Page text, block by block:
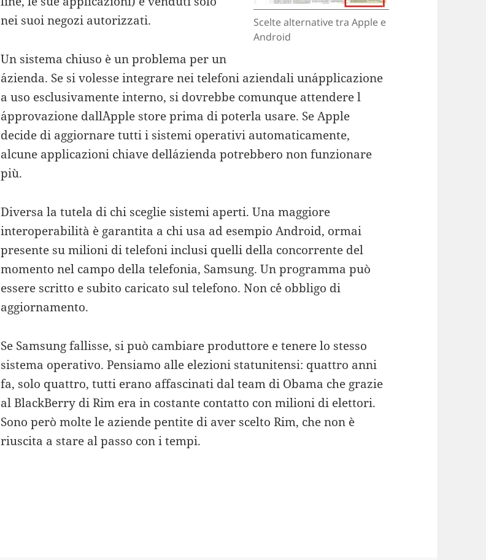
Scelte alternative tra Apple e
Android
nei suoi negozi autorizzati.
Un sistema chiuso è un problema per un
´azienda. Se si volesse integrare nei telefoni aziendali un´applicazione
a uso esclusivamente interno, si dovrebbe comunque attendere l
´approvazione dall´Apple store prima di poterla usare. Se Apple
decide di aggiornare tutti i sistemi operativi automaticamente,
alcune applicazioni chiave dell´azienda potrebbero non funzionare
più.
Diversa la tutela di chi sceglie sistemi aperti. Una maggiore
interoperabilità è garantita a chi usa ad esempio Android, ormai
presente su milioni di telefoni inclusi quelli della concorrente del
momento nel campo della telefonia, Samsung. Un programma può
essere scritto e subito caricato sul telefono. Non c´è obbligo di
aggiornamento.
Se Samsung fallisse, si può cambiare produttore e tenere lo stesso
sistema operativo. Pensiamo alle elezioni statunitensi: quattro anni
fa, solo quattro, tutti erano affascinati dal team di Obama che grazie
al BlackBerry di Rim era in costante contatto con milioni di elettori.
Sono però molte le aziende pentite di aver scelto Rim, che non è
riuscita a stare al passo con i tempi.